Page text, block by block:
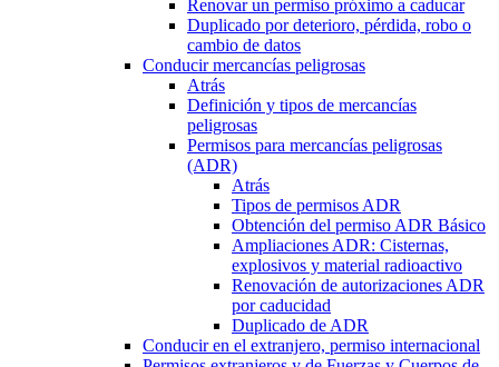
Renovar un permiso próximo a caducar
Duplicado por deterioro, pérdida, robo o
cambio de datos
Conducir mercancías peligrosas
Atrás
Definición y tipos de mercancías
peligrosas
Permisos para mercancías peligrosas
(ADR)
Atrás
Tipos de permisos ADR
Obtención del permiso ADR Básico
Ampliaciones ADR: Cisternas,
explosivos y material radioactivo
Renovación de autorizaciones ADR
por caducidad
Duplicado de ADR
Conducir en el extranjero, permiso internacional